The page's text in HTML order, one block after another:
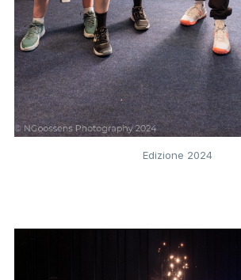
Edizione 2024